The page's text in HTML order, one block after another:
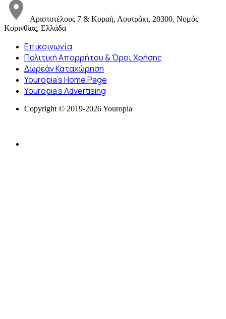
Αριστοτέλους 7 & Κοραή, Λουτράκι, 20300, Νομός
Κορινθίας, Ελλάδα
Επικοινωνία
Πολιτική Απορρήτου & Όροι Χρήσης
Δωρεάν Καταχώρηση
Youropia’s Home Page
Youropia’s Advertising
Copyright © 2019-2026 Youropia